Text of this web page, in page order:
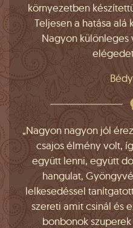
környezetben
Teljesen a hatása alá
Nagyon különleges
„Nagyon nagyon jól
csajos élmény volt,
együtt lenni, együtt
hangulat,
lelkesedéssel
szereti amit csinál és
bonbonok